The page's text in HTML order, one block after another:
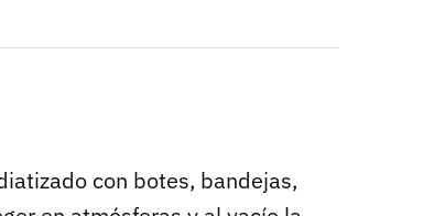
con botes, bandejas,